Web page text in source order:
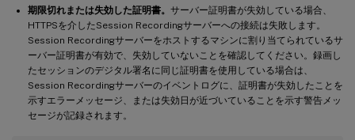
期限切れまたは失効した証明書。 サーバー証明書が失効している場合、
HTTPSを介したSession Recordingサーバーへの接続は失敗します。
Session Recordingサーバーをホストするマシンに割り当てられているサ
ーバー証明書が有効で、失効していないことを確認してください。録画し
たセッションのデジタル署名に同じ証明書を使用している場合は、
Session Recordingサーバーのイベントログに、証明書が失効したことを
示すエラーメッセージ、または失効日が近づいていることを示す警告メッ
セージが記録されます。